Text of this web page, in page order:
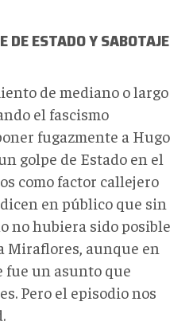
DE ESTADO Y SABOTAJE
de mediano o largo
el fascismo
fugazmente a Hugo
golpe de Estado en el
como factor callejero
en público que sin
no hubiera sido posible
Miraflores, aunque en
fue un asunto que
Pero el episodio nos